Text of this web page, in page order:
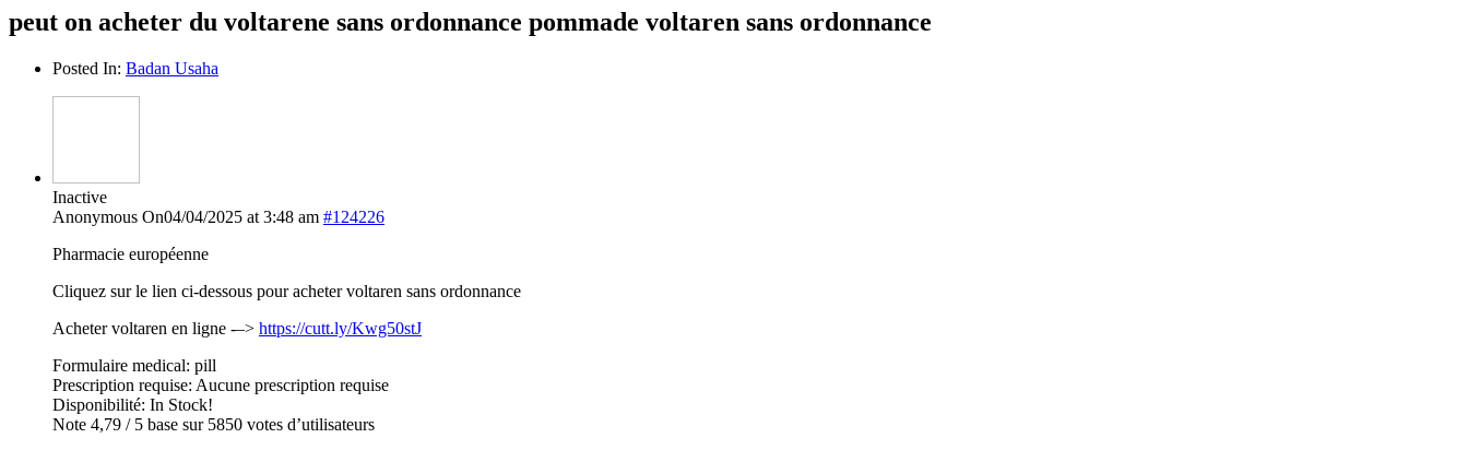
peut on acheter du voltarene sans ordonnance pommade voltaren sans ordonnance
Posted In: Badan Usaha
Inactive
Anonymous On04/04/2025 at 3:48 am #124226
Pharmacie européenne
Cliquez sur le lien ci-dessous pour acheter voltaren sans ordonnance
Acheter voltaren en ligne -–> https://cutt.ly/Kwg50stJ
Formulaire medical: pill
Prescription requise: Aucune prescription requise
Disponibilité: In Stock!
Note 4,79 / 5 base sur 5850 votes d’utilisateurs